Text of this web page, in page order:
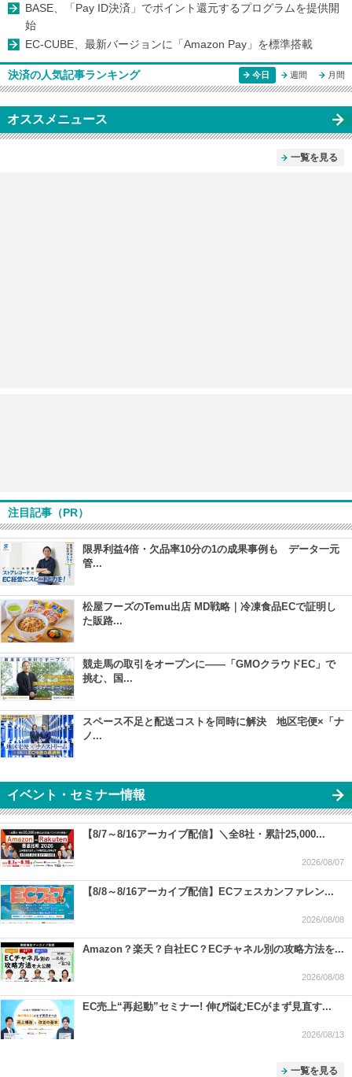
BASE、「Pay ID決済」でポイント還元するプログラムを提供開
始
EC-CUBE、最新バージョンに「Amazon Pay」を標準搭載
決済の人気記事ランキング 今日 週間 月間
オススメニュース
一覧を見る
注目記事（PR）
限界利益4倍・欠品率10分の1の成果事例も データ一元
管...
松屋フーズのTemu出店 MD戦略｜冷凍食品ECで証明し
た販路...
競走馬の取引をオープンに――「GMOクラウドEC」で
挑む、国...
スペース不足と配送コストを同時に解決 地区宅便×「ナ
ノ...
イベント・セミナー情報
【8/7～8/16アーカイブ配信】＼全8社・累計25,000...
2026/08/07
【8/8～8/16アーカイブ配信】ECフェスカンファレン...
2026/08/08
Amazon？楽天？自社EC？ECチャネル別の攻略方法を...
2026/08/08
EC売上“再起動”セミナー! 伸び悩むECがまず見直す...
2026/08/13
一覧を見る